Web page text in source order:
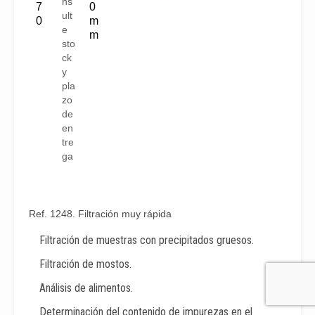
7
0
ult
e
sto
ck
y
pla
zo
de
en
tre
ga
0
m
m
Ref. 1248. Filtración muy rápida
Filtración de muestras con precipitados gruesos.
Filtración de mostos.
Análisis de alimentos.
Determinación del contenido de impurezas en el